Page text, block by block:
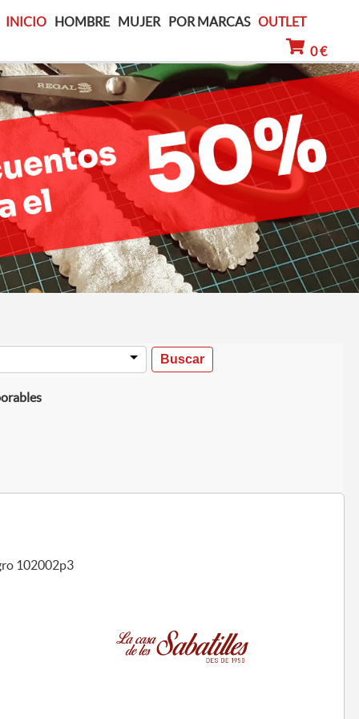
INICIO HOMBRE MUJER POR MARCAS OUTLET
0 €
102002p3